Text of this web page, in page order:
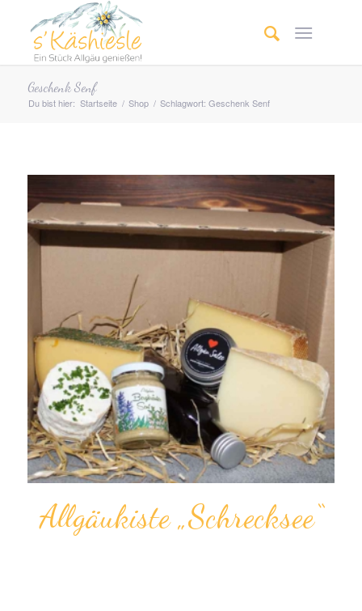
Geschenk Senf
Du bist hier: Startseite / Shop / Schlagwort: Geschenk Senf
Allgäukiste „Schrecksee“